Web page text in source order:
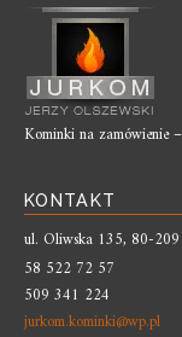
Kominki na zamówienie
KONTAKT
ul. Oliwska 135, 80-209
58 522 72 57
509 341 224
jurkom.kominki@wp.pl